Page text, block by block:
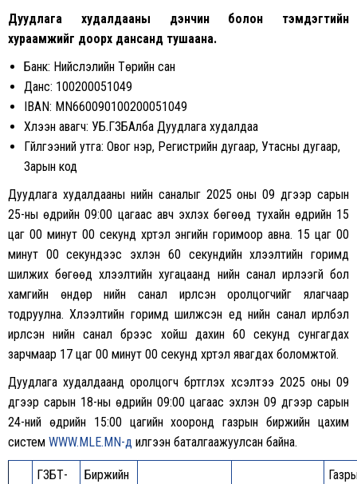
Дуудлага худалдааны дэнчин болон тэмдэгтийн
хураамжийг доорх дансанд тушаана.
Банк: Нийслэлийн Төрийн сан
Данс: 100200051049
IBAN: MN660090100200051049
Хүлээн авагч: УБ.ГЗБАлба Дуудлага худалдаа
Гүйлгээний утга: Овог нэр, Регистрийн дугаар, Утасны дугаар,
Зарын код
Дуудлага худалдааны үнийн саналыг 2025 оны 09 дүгээр сарын
25-ны өдрийн 09:00 цагаас авч эхлэх бөгөөд тухайн өдрийн 15
цаг 00 минут 00 секунд хүртэл энгийн горимоор авна. 15 цаг 00
минут 00 секундээс эхлэн 60 секундийн хүлээлтийн горимд
шилжих бөгөөд хүлээлтийн хугацаанд үнийн санал ирүүлээгүй бол
хамгийн өндөр үнийн санал ирүүлсэн оролцогчийг ялагчаар
тодруулна. Хүлээлтийн горимд шилжсэн үед үнийн санал ирүүлбэл
ирүүлсэн үнийн санал бүрээс хойш дахин 60 секунд сунгагдах
зарчмаар 17 цаг 00 минут 00 секунд хүртэл явагдах боломжтой.
Дуудлага худалдаанд оролцогч бүртгүүлэх хүсэлтээ 2025 оны 09
дүгээр сарын 18-ны өдрийн 09:00 цагаас эхлэн 09 дүгээр сарын
24-ний өдрийн 15:00 цагийн хооронд газрын биржийн цахим
систем WWW.MLE.MN-д илгээн баталгаажуулсан байна.
ГЗБТ-
Биржийн